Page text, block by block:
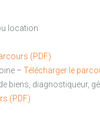
location
(PDF)
– Télécharger le
biens, diagnostiqueur,
(PDF)